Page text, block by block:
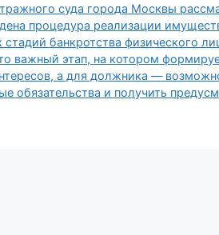
суда города Москвы
процедура реализации
банкротства физического
важный этап, на котором
а для должника —
обязательства и получить